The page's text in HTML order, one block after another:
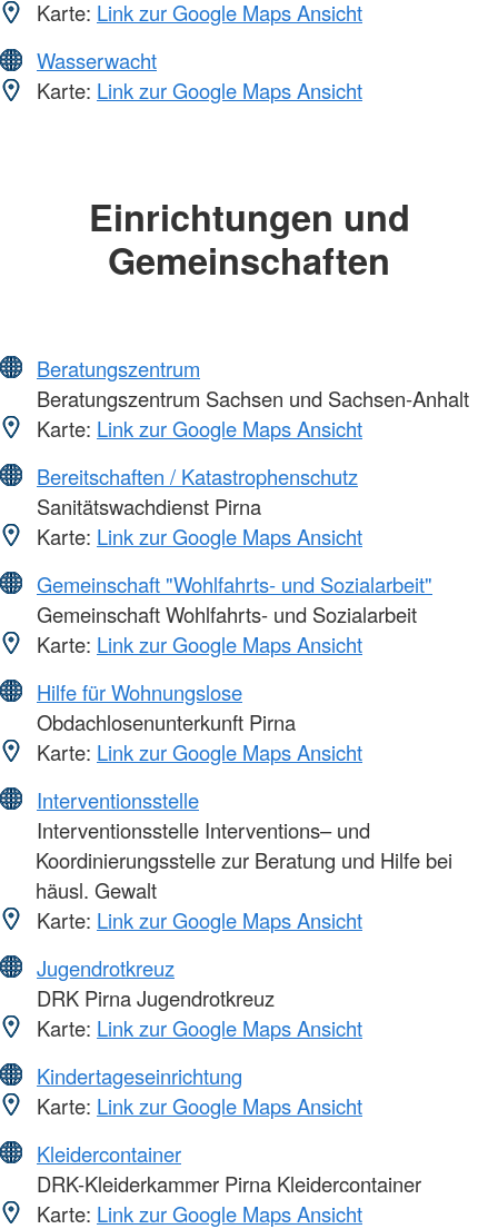
Karte: Link zur Google Maps Ansicht
Wasserwacht
Karte: Link zur Google Maps Ansicht
Einrichtungen und
Gemeinschaften
Beratungszentrum
Beratungszentrum Sachsen und Sachsen-Anhalt
Karte: Link zur Google Maps Ansicht
Bereitschaften / Katastrophenschutz
Sanitätswachdienst Pirna
Karte: Link zur Google Maps Ansicht
Gemeinschaft "Wohlfahrts- und Sozialarbeit"
Gemeinschaft Wohlfahrts- und Sozialarbeit
Karte: Link zur Google Maps Ansicht
Hilfe für Wohnungslose
Obdachlosenunterkunft Pirna
Karte: Link zur Google Maps Ansicht
Interventionsstelle
Interventionsstelle Interventions– und
Koordinierungsstelle zur Beratung und Hilfe bei
häusl. Gewalt
Karte: Link zur Google Maps Ansicht
Jugendrotkreuz
DRK Pirna Jugendrotkreuz
Karte: Link zur Google Maps Ansicht
Kindertageseinrichtung
Karte: Link zur Google Maps Ansicht
Kleidercontainer
DRK-Kleiderkammer Pirna Kleidercontainer
Karte: Link zur Google Maps Ansicht